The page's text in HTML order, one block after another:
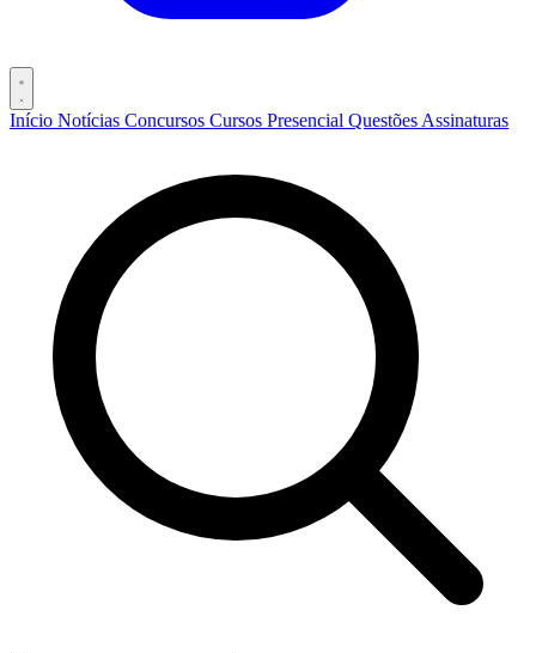
Início Notícias Concursos Cursos Presencial Questões Assinaturas